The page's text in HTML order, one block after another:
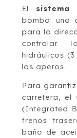
El sistema
bomba: una
para la
controlar
hidráulicos
los aperos.
Para
carretera, el
(Integrated
frenos
baño de